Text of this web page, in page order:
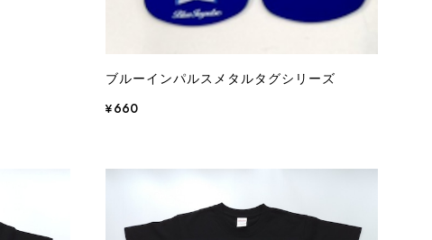
ブルーインパルスメタルタグシリーズ
¥660